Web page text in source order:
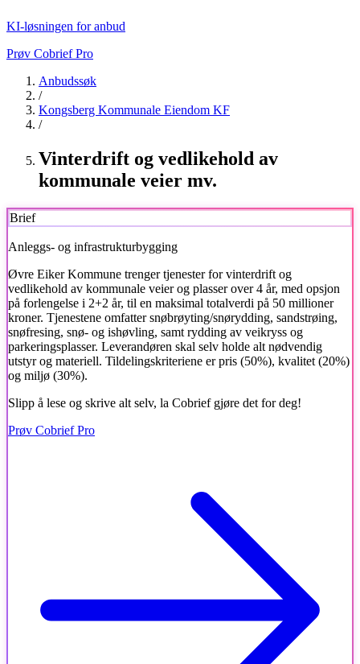
KI-løsningen for anbud
Prøv Cobrief Pro
Anbudssøk
/
Kongsberg Kommunale Eiendom KF
/
Vinterdrift og vedlikehold av
kommunale veier mv.
Brief
Anleggs- og infrastrukturbygging
Øvre Eiker Kommune trenger tjenester for vinterdrift og
vedlikehold av kommunale veier og plasser over 4 år, med opsjon
på forlengelse i 2+2 år, til en maksimal totalverdi på 50 millioner
kroner. Tjenestene omfatter snøbrøyting/snørydding, sandstrøing,
snøfresing, snø- og ishøvling, samt rydding av veikryss og
parkeringsplasser. Leverandøren skal selv holde alt nødvendig
utstyr og materiell. Tildelingskriteriene er pris (50%), kvalitet (20%)
og miljø (30%).
Slipp å lese og skrive alt selv, la Cobrief gjøre det for deg!
Prøv Cobrief Pro